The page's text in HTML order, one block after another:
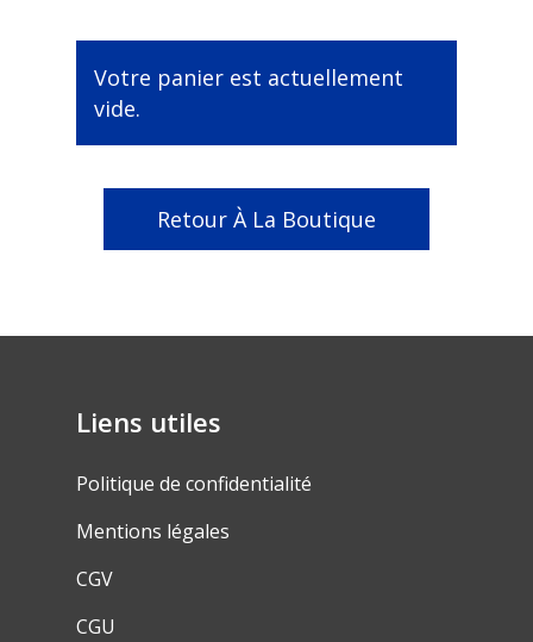
Votre panier est actuellement
vide.
Retour À La Boutique
Liens utiles
Politique de confidentialité
Mentions légales
CGV
CGU